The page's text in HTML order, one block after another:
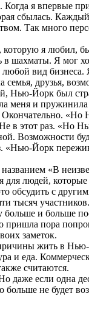
я впервые
сбылась.
Так много
которую я любил,
в шахматы. Я мог
вид бизнеса.
друзья,
Нью-Йорк был
меня и пружинила
«Но
в этот раз. «Но
Возможности
«Нью-Йорк
«В
для людей,
обсудить с
тысяч участников.
больше и больше
пришла пора
заметок.
жить в
и еда.
считаются.
даже если одна
больше не будет